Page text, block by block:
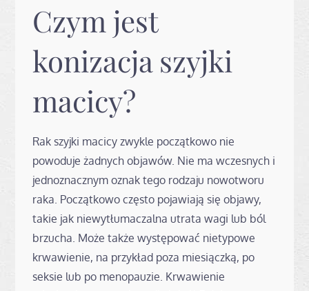
Czym jest
konizacja szyjki
macicy?
Rak szyjki macicy zwykle początkowo nie
powoduje żadnych objawów. Nie ma wczesnych i
jednoznacznym oznak tego rodzaju nowotworu
raka. Początkowo często pojawiają się objawy,
takie jak niewytłumaczalna utrata wagi lub ból
brzucha. Może także występować nietypowe
krwawienie, na przykład poza miesiączką, po
seksie lub po menopauzie. Krwawienie